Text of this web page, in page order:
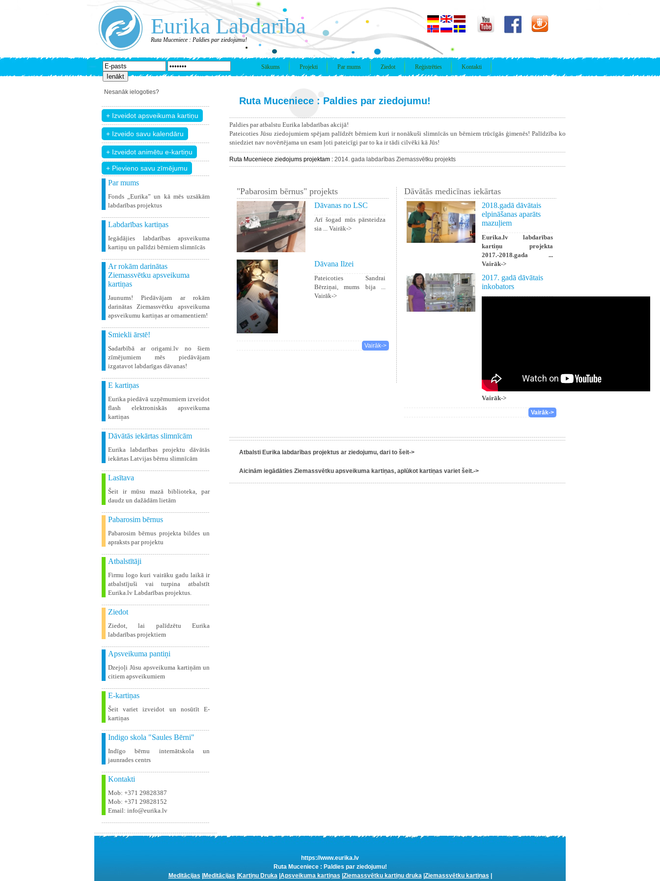
Eurika Labdarība
Ruta Muceniece : Paldies par ziedojumu!
Sākums Projekti Par mums Ziedot Reģistrēties Kontakti
Nesanāk ielogoties?
+ Pievieno savu zīmējumu
Par mums
Fonds „Eurika” un kā mēs uzsākām
labdarības projektus
Labdarības kartiņas
Iegādājies labdarības apsveikuma
kartiņu un palīdzi bērniem slimnīcās
Ar rokām darinātas
Ziemassvētku apsveikuma
kartiņas
Jaunums! Piedāvājam ar rokām
darinātas Ziemassvētku apsveikuma
apsveikumu kartiņas ar ornamentiem!
Smiekli ārstē!
Sadarbībā ar origami.lv no šiem
zīmējumiem mēs piedāvājam
izgatavot labdarīgas dāvanas!
E kartiņas
Eurika piedāvā uzņēmumiem izveidot
flash elektroniskās apsveikuma
kartiņas
Dāvātās iekārtas slimnīcām
Eurika labdarības projektu dāvātās
iekārtas Latvijas bērnu slimnīcām
Lasītava
Šeit ir mūsu mazā biblioteka, par
daudz un dažādām lietām
Pabarosim bērnus
Pabarosim bērnus projekta bildes un
apraksts par projektu
Atbalstītāji
Firmu logo kuri vairāku gadu laikā ir
atbalstījuši vai turpina atbalstīt
Eurika.lv Labdarības projektus.
Ziedot
Ziedot, lai palīdzētu Eurika
labdarības projektiem
Apsveikuma pantiņi
Dzejoļi Jūsu apsveikuma kartiņām un
citiem apsveikumiem
E-kartiņas
Šeit variet izveidot un nosūtīt E-
kartiņas
Indigo skola "Saules Bērni"
Indīgo bērnu internātskola un
jaunrades centrs
Kontakti
Mob: +371 29828387
Mob: +371 29828152
Email: info@eurika.lv
Ruta Muceniece : Paldies par ziedojumu!
Paldies par atbalstu Eurika labdarības akcijā!
Pateicoties Jūsu ziedojumiem spējam palīdzēt bērniem kuri ir nonākuši slimnīcās un bērniem trūcīgās ģimenēs! Palīdzība ko
sniedziet nav novērtējama un esam ļoti pateicīgi par to ka ir tādi cilvēki kā Jūs!
Ruta Muceniece ziedojums projektam : 2014. gada labdarības Ziemassvētku projekts
"Pabarosim bērnus" projekts
Dāvanas no LSC
Arī šogad mūs pārsteidza
sia ... Vairāk->
Dāvana Ilzei
Pateicoties Sandrai
Bērziņai, mums bija ...
Vairāk->
Vairāk->
Dāvātās medicīnas iekārtas
2018.gadā dāvātais
elpināšanas aparāts
mazuļiem
Eurika.lv labdarības
kartiņu projekta
2017.-2018.gada ...
Vairāk->
2017. gadā dāvātais
inkobators
Vairāk->
Vairāk->
Atbalsti Eurika labdarības projektus ar ziedojumu, dari to šeit->
Aicinām iegādāties Ziemassvētku apsveikuma kartiņas, aplūkot kartiņas variet šeit.->
https://www.eurika.lv
Ruta Muceniece : Paldies par ziedojumu!
Meditācijas
Meditācijas Kartiņu Druka| Apsveikuma kartiņas Ziemassvētku kartiņu druka| Ziemassvētku kartiņas